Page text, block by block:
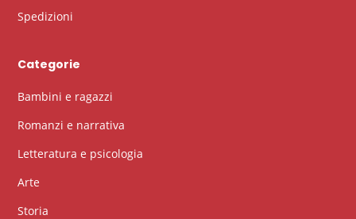
Spedizioni
Categorie
Bambini e ragazzi
Romanzi e narrativa
Letteratura e psicologia
Arte
Storia